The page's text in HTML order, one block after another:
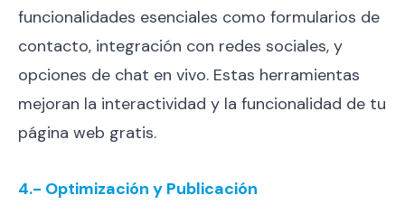
funcionalidades esenciales como formularios de
contacto, integración con redes sociales, y
opciones de chat en vivo. Estas herramientas
mejoran la interactividad y la funcionalidad de tu
página web gratis.
4.- Optimización y Publicación